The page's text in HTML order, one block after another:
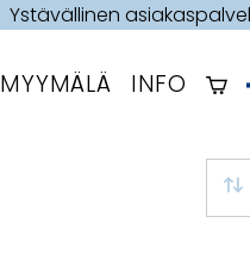
Ystävällinen
MYYMÄLÄ INFO